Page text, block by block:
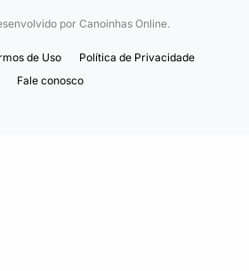
por Canoinhas Online.
de Uso
Política de Privacidade
Fale conosco